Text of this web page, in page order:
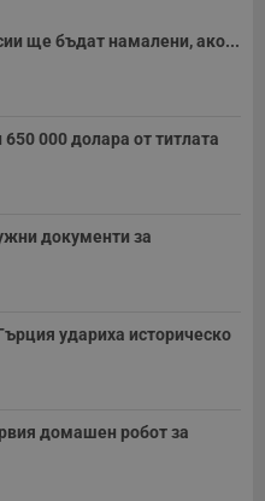
ще бъдат намалени, ако...
000 долара от титлата
документи за
удариха историческо
домашен робот за